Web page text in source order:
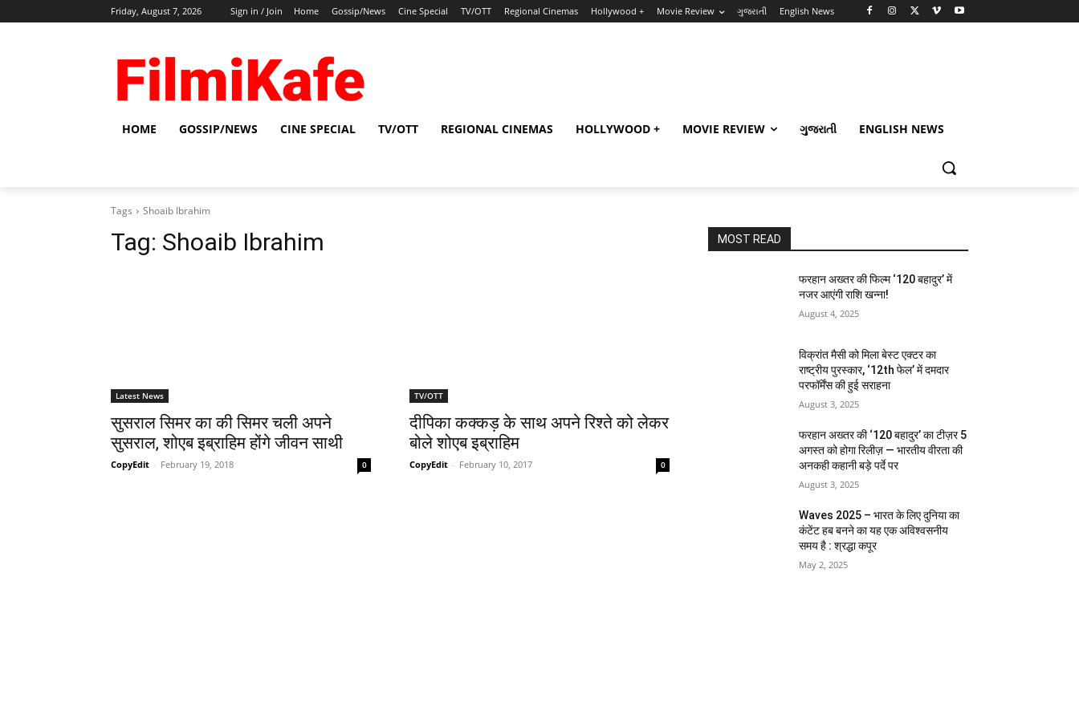
Friday, August 7, 2026 Sign in / Join Home Gossip/News Cine Special TV/OTT Regional Cinemas Hollywood + Movie Review ગુજરાતી English News
HOME GOSSIP/NEWS CINE SPECIAL TV/OTT REGIONAL CINEMAS HOLLYWOOD + MOVIE REVIEW ગુજરાતી ENGLISH NEWS
Tags Shoaib Ibrahim
Tag: Shoaib Ibrahim
Latest News
सुसराल सिमर का की सिमर चली अपने
सुसराल, शोएब इब्राहिम होंगे जीवन साथी
CopyEdit - February 19, 2018 0
TV/OTT
दीपिका कक्‍कड़ के साथ अपने रिश्‍ते को लेकर
बोले शोएब इब्राहिम
CopyEdit - February 10, 2017 0
MOST READ
फरहान अख्तर की फिल्म ‘120 बहादुर’ में
नजर आएंगी राशि खन्ना!
August 4, 2025
विक्रांत मैसी को मिला बेस्ट एक्टर का
राष्ट्रीय पुरस्कार, ‘12th फेल’ में दमदार
परफॉर्मेंस की हुई सराहना
August 3, 2025
फरहान अख्तर की ‘120 बहादुर’ का टीज़र 5
अगस्त को होगा रिलीज़ — भारतीय वीरता की
अनकही कहानी बड़े पर्दे पर
August 3, 2025
Waves 2025 – भारत के लिए दुनिया का
कंटेंट हब बनने का यह एक अविश्वसनीय
समय है : श्रद्धा कपूर
May 2, 2025